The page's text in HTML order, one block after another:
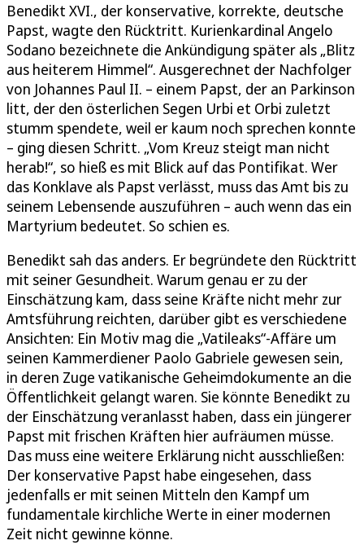
Benedikt XVI., der konservative, korrekte, deutsche
Papst, wagte den Rücktritt. Kurienkardinal Angelo
Sodano bezeichnete die Ankündigung später als „Blitz
aus heiterem Himmel“. Ausgerechnet der Nachfolger
von Johannes Paul II. – einem Papst, der an Parkinson
litt, der den österlichen Segen Urbi et Orbi zuletzt
stumm spendete, weil er kaum noch sprechen konnte
– ging diesen Schritt. „Vom Kreuz steigt man nicht
herab!“, so hieß es mit Blick auf das Pontifikat. Wer
das Konklave als Papst verlässt, muss das Amt bis zu
seinem Lebensende auszuführen – auch wenn das ein
Martyrium bedeutet. So schien es.
Benedikt sah das anders. Er begründete den Rücktritt
mit seiner Gesundheit. Warum genau er zu der
Einschätzung kam, dass seine Kräfte nicht mehr zur
Amtsführung reichten, darüber gibt es verschiedene
Ansichten: Ein Motiv mag die „Vatileaks“-Affäre um
seinen Kammerdiener Paolo Gabriele gewesen sein,
in deren Zuge vatikanische Geheimdokumente an die
Öffentlichkeit gelangt waren. Sie könnte Benedikt zu
der Einschätzung veranlasst haben, dass ein jüngerer
Papst mit frischen Kräften hier aufräumen müsse.
Das muss eine weitere Erklärung nicht ausschließen:
Der konservative Papst habe eingesehen, dass
jedenfalls er mit seinen Mitteln den Kampf um
fundamentale kirchliche Werte in einer modernen
Zeit nicht gewinne könne.